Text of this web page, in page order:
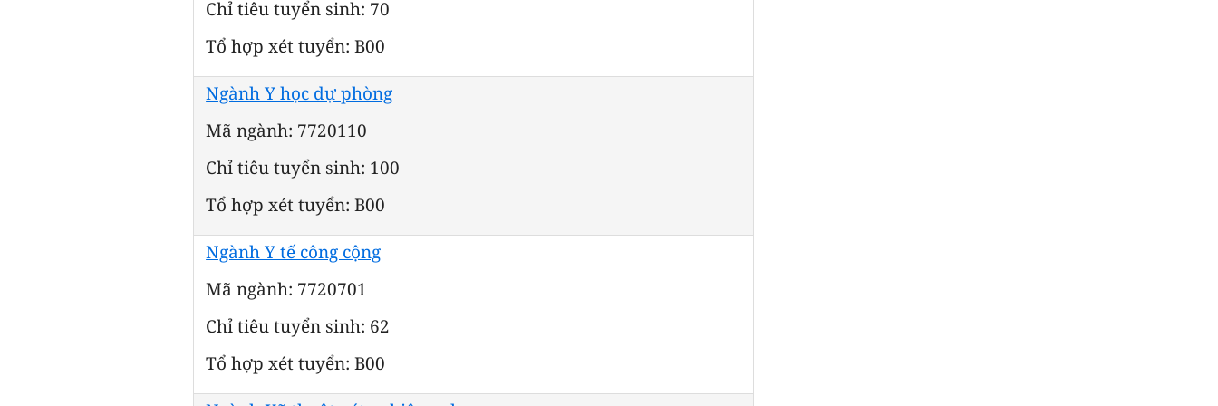
Chỉ tiêu tuyển sinh: 70
Tổ hợp xét tuyển: B00
Ngành Y học dự phòng
Mã ngành: 7720110
Chỉ tiêu tuyển sinh: 100
Tổ hợp xét tuyển: B00
Ngành Y tế công cộng
Mã ngành: 7720701
Chỉ tiêu tuyển sinh: 62
Tổ hợp xét tuyển: B00